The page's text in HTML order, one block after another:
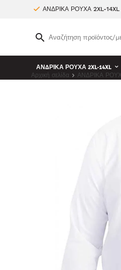
ΑΝΔΡΙΚΑ ΡΟΥΧΑ 2XL-14XL
ΑΝΔΡΙΚΑ ΡΟΥΧΑ 2XL-14XL
Αρχική σελίδα ΑΝΔΡΙΚΑ